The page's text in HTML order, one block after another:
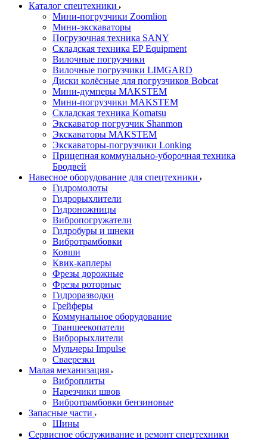
Каталог спецтехники
Мини-погрузчики Zoomlion
Мини-экскаваторы
Погрузочная техника SANY
Складская техника EP Equipment
Вилочные погрузчики
Вилочные погрузчики LIMGARD
Диски колёсные для погрузчиков Bobcat
Мини-думперы MAKSTEM
Мини-погрузчики MAKSTEM
Складская техника Komatsu
Экскаватор погрузчик Shanmon
Экскаваторы MAKSTEM
Экскаваторы-погрузчики Lonking
Прицепная коммунально-уборочная техника
Бродвей
Навесное оборудование для спецтехники
Гидромолоты
Гидрорыхлители
Гидроножницы
Вибропогружатели
Гидробуры и шнеки
Вибротрамбовки
Ковши
Квик-каплеры
Фрезы дорожные
Фрезы роторные
Гидроразводки
Грейферы
Коммунальное оборудование
Траншеекопатели
Виброрыхлители
Мульчеры Impulse
Сваерезки
Малая механизация
Виброплиты
Нарезчики швов
Вибротрамбовки бензиновые
Запасные части
Шины
Сервисное обслуживание и ремонт спецтехники